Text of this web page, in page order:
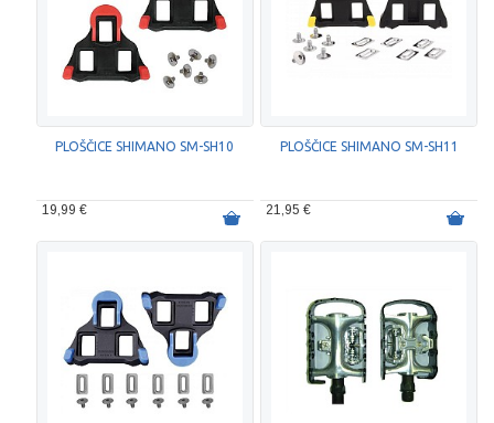
PLOŠČICE SHIMANO SM-SH10
19,99 €
PLOŠČICE SHIMANO SM-SH11
21,95 €